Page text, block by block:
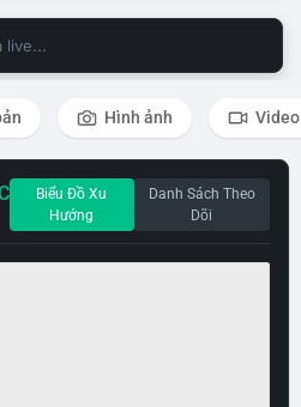
live...
Hình ảnh Video
Biểu Đồ Xu
Hướng
Danh Sách Theo
Dõi